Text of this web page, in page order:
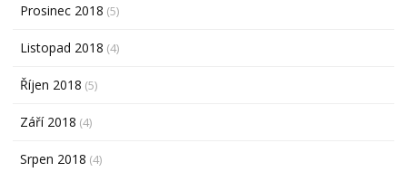
Prosinec 2018 (5)
Listopad 2018 (4)
Říjen 2018 (5)
Září 2018 (4)
Srpen 2018 (4)